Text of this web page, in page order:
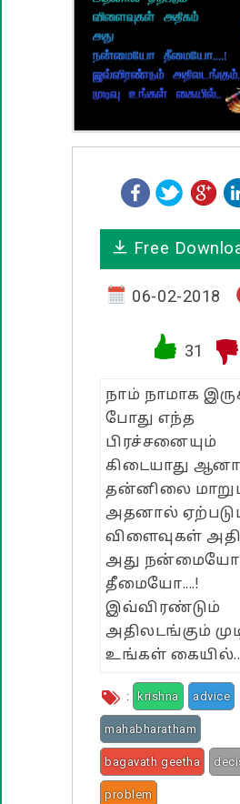
காதல் பொன்மொழிகள்
மகிழ்ச்சி
பொதுவான
கடவுள்
பண்டிகை வாழ்த்துக்கள்
Free
06-02-2018
31
நாம் நாமாக
போது எந்த
பிரச்சனையும்
கிடையாது
தன்னிலை
அதனால்
விளைவுகள்
அது நன்மையோ
தீமையோ....!
இவ்விரண்டும்
அதிலடங்கும்
உங்கள் கையில்..
: krishna advice
mahabharatham
bagavath geetha
problem